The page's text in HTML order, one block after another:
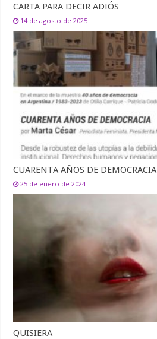
CARTA PARA DECIR ADIÓS
14 de agosto de 2025
CUARENTA AÑOS DE DEMOCRACIA
25 de enero de 2024
QUISIERA